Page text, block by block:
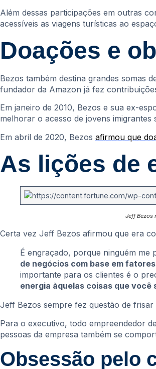
Além dessas participações em outras
acessíveis as viagens turísticas ao
Doações e
Bezos também destina grandes somas
fundador da Amazon já fez
Em janeiro de 2010, Bezos e sua ex-
melhorar o acesso de jovens
Em abril de 2020, Bezos afirmou que
As lições de
Jeff Bezos
Certa vez Jeff Bezos afirmou que era
É engraçado, porque ninguém me
de negócios com base em
importante para os clientes é o
energia àquelas coisas que
Jeff Bezos sempre fez questão de
Para o executivo, todo empreendedor
pessoas da empresa também se
Obsessão pelo